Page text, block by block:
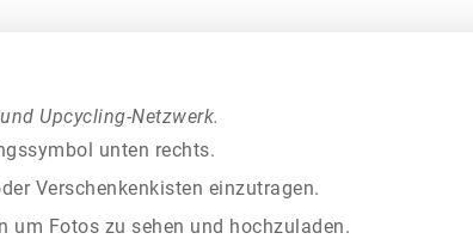
Upcycling-Netzwerk.
unten rechts.
Verschenkenkisten einzutragen.
um Fotos zu sehen und hochzuladen.